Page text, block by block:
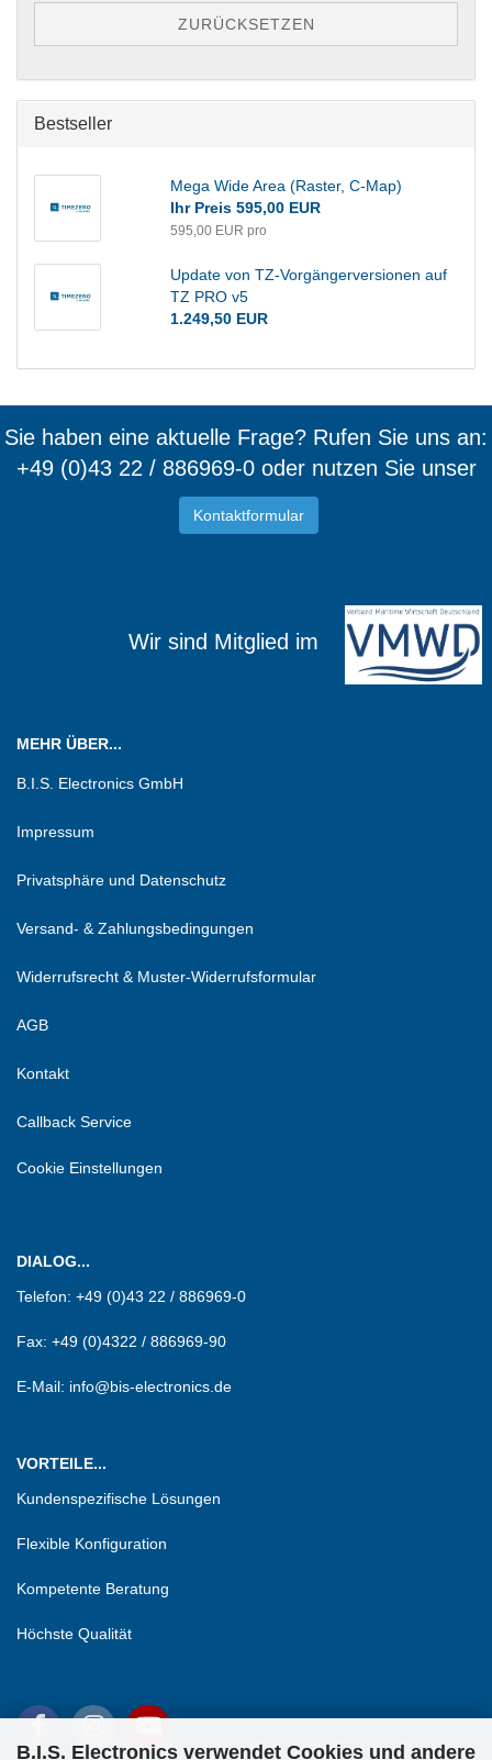
B.I.S. Electronics verwendet Cookies und andere
ZURÜCKSETZEN
Bestseller
Mega Wide Area (Raster, C-Map)
Ihr Preis 595,00 EUR
595,00 EUR pro
Update von TZ-Vorgängerversionen auf
TZ PRO v5
1.249,50 EUR
Sie haben eine aktuelle Frage? Rufen Sie uns an:
+49 (0)43 22 / 886969-0 oder nutzen Sie unser
Kontaktformular
Wir sind Mitglied im
MEHR ÜBER...
B.I.S. Electronics GmbH
Impressum
Privatsphäre und Datenschutz
Versand- & Zahlungsbedingungen
Widerrufsrecht & Muster-Widerrufsformular
AGB
Kontakt
Callback Service
Cookie Einstellungen
DIALOG...
Telefon: +49 (0)43 22 / 886969-0
Fax: +49 (0)4322 / 886969-90
E-Mail: info@bis-electronics.de
VORTEILE...
Kundenspezifische Lösungen
Flexible Konfiguration
Kompetente Beratung
Höchste Qualität